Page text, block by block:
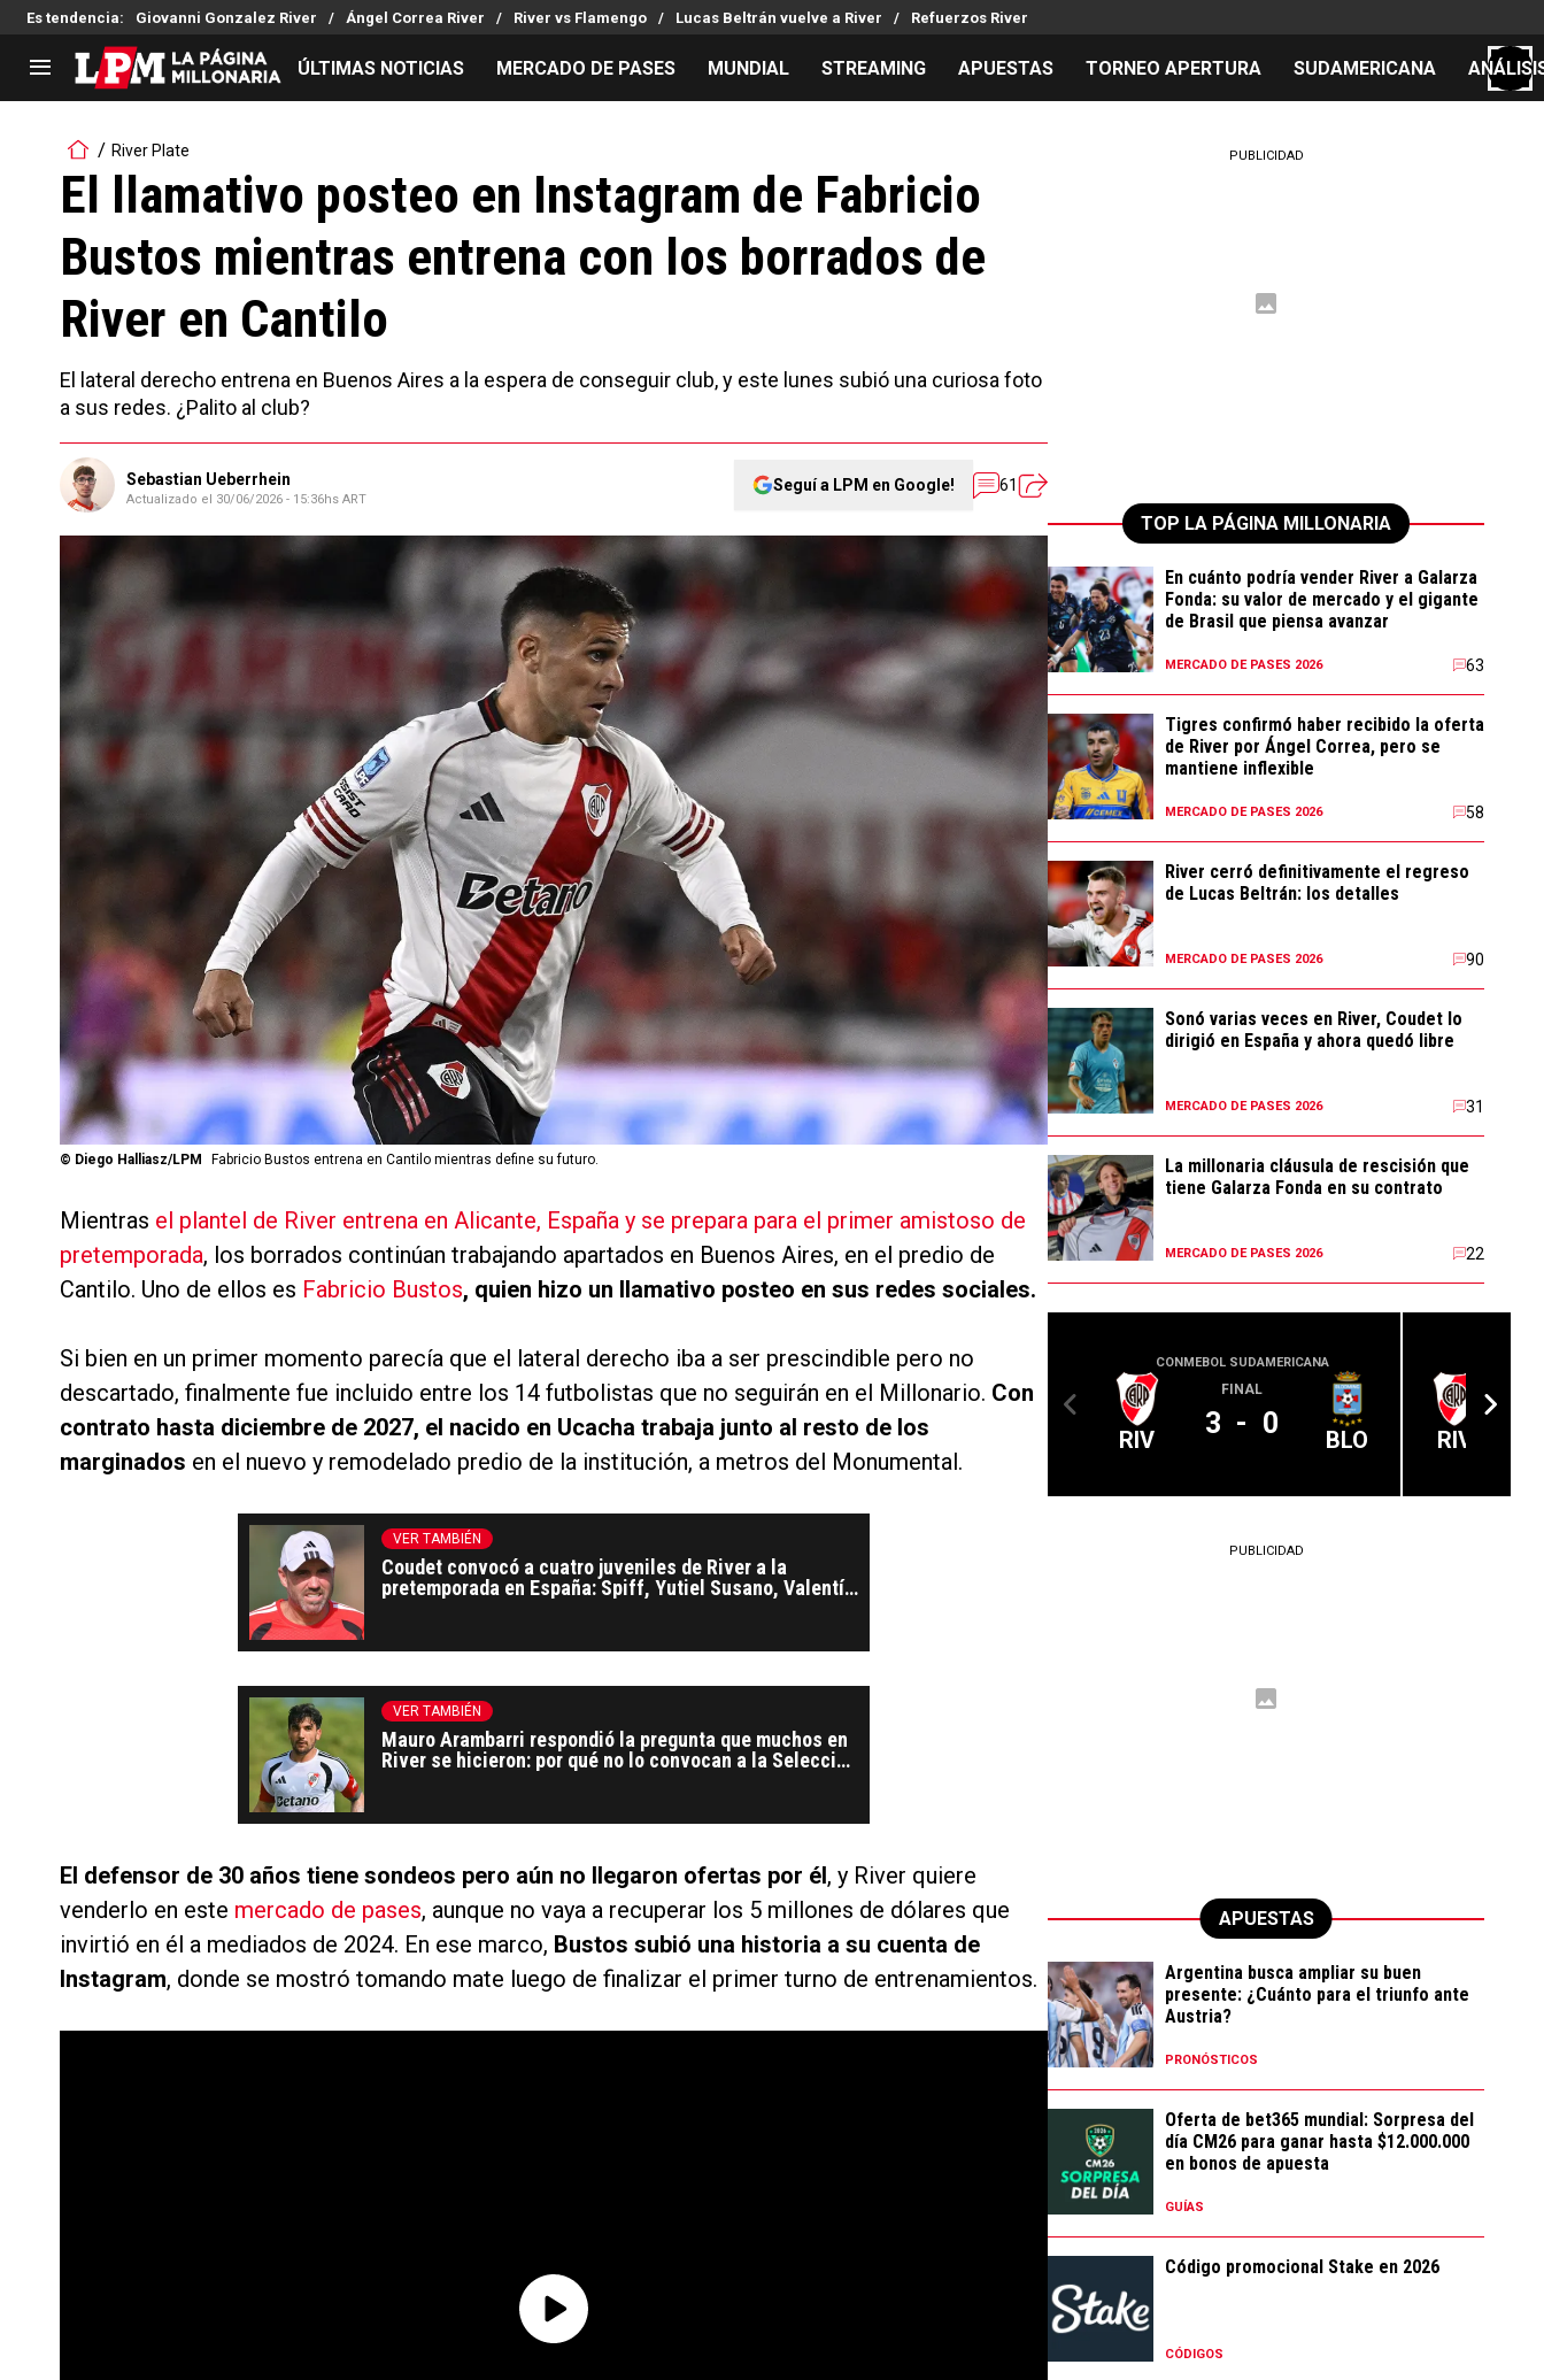
Es tendencia: Giovanni Gonzalez River Ángel Correa River River vs Flamengo Lucas Beltrán vuelve a River Refuerzos River
LIGA PROFESIONAL
Noticias
Tabla de posiciones
Fixture
Reserva
Copa Sudamericana
Copa Argentina
Selección Argentina
Mercado de Pases
Análisis tácticos
Chacho Coudet
Streaming
Entradas
Hinchas
Los goles de River
Noticias
Guías
Códigos
Pronósticos
ÚLTIMAS NOTICIAS MERCADO DE PASES MUNDIAL STREAMING APUESTAS TORNEO APERTURA SUDAMERICANA
River Plate
El llamativo posteo en Instagram de Fabricio
Bustos mientras entrena con los borrados de
River en Cantilo
El lateral derecho entrena en Buenos Aires a la espera de conseguir club, y este lunes subió una curiosa foto
a sus redes. ¿Palito al club?
Sebastian Ueberrhein
Actualizado el 30/06/2026 - 15:36hs ART
Seguí a LPM en Google! 61
© Diego Halliasz/LPM Fabricio Bustos entrena en Cantilo mientras define su futuro.
Mientras el plantel de River entrena en Alicante, España y se prepara para el primer amistoso de
pretemporada, los borrados continúan trabajando apartados en Buenos Aires, en el predio de
Cantilo. Uno de ellos es Fabricio Bustos, quien hizo un llamativo posteo en sus redes sociales.
Si bien en un primer momento parecía que el lateral derecho iba a ser prescindible pero no
descartado, finalmente fue incluido entre los 14 futbolistas que no seguirán en el Millonario. Con
contrato hasta diciembre de 2027, el nacido en Ucacha trabaja junto al resto de los
marginados en el nuevo y remodelado predio de la institución, a metros del Monumental.
VER TAMBIÉN
Coudet convocó a cuatro juveniles de River a la
pretemporada en España: Spiff, Yutiel Susano, Valentín
VER TAMBIÉN
Mauro Arambarri respondió la pregunta que muchos en
River se hicieron: por qué no lo convocan a la Selección
El defensor de 30 años tiene sondeos pero aún no llegaron ofertas por él, y River quiere
venderlo en este mercado de pases, aunque no vaya a recuperar los 5 millones de dólares que
invirtió en él a mediados de 2024. En ese marco, Bustos subió una historia a su cuenta de
Instagram, donde se mostró tomando mate luego de finalizar el primer turno de entrenamientos.
PUBLICIDAD
TOP LA PÁGINA MILLONARIA
En cuánto podría vender River a Galarza
Fonda: su valor de mercado y el gigante
de Brasil que piensa avanzar
MERCADO DE PASES 2026 63
Tigres confirmó haber recibido la oferta
de River por Ángel Correa, pero se
mantiene inflexible
MERCADO DE PASES 2026 58
River cerró definitivamente el regreso
de Lucas Beltrán: los detalles
MERCADO DE PASES 2026 90
Sonó varias veces en River, Coudet lo
dirigió en España y ahora quedó libre
MERCADO DE PASES 2026 31
La millonaria cláusula de rescisión que
tiene Galarza Fonda en su contrato
MERCADO DE PASES 2026 22
CONMEBOL SUDAMERICANA
RIV
FINAL
3 - 0 BLO RIV
PUBLICIDAD
APUESTAS
Argentina busca ampliar su buen
presente: ¿Cuánto para el triunfo ante
Austria?
PRONÓSTICOS
Oferta de bet365 mundial: Sorpresa del
día CM26 para ganar hasta $12.000.000
en bonos de apuesta
GUÍAS
Código promocional Stake en 2026
CÓDIGOS